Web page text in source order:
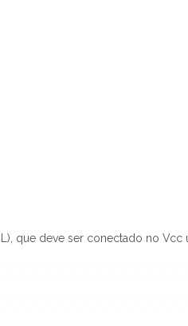
que deve ser conectado no Vcc